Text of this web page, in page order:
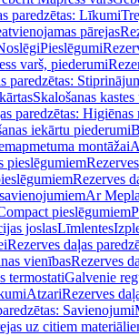
paredzētas: Līkumi
pārejas
Pieslēgumi
varš, piederumi
paredzētas:
Skalošanas
paredzētas: Higiēnas
iekārtu piederumi
montāžai
pieslēgumiem
Rezerves
Ar
pieslēgumiem
joslasLīmlentes
Rezerves daļas
vienībasRezerves
termostatiGalvenie
AtzariRezerves
Savienojumi
uz citiem